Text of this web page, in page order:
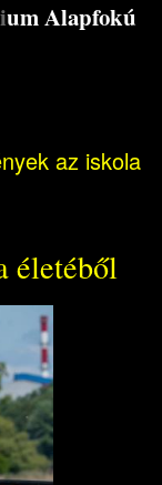
Alapfokú
az iskola
életéből